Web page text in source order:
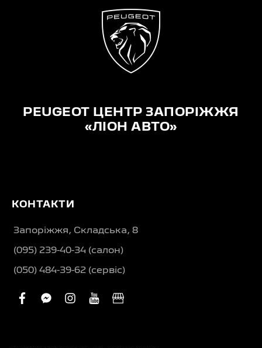
PEUGEOT ЦЕНТР ЗАПОРІЖЖЯ
«ЛІОН АВТО»
КОНТАКТИ
Запоріжжя, Складська, 8
(095) 239-40-34 (салон)
(050) 484-39-62 (сервіс)
facebook
facebook-
instagram
youtube
business